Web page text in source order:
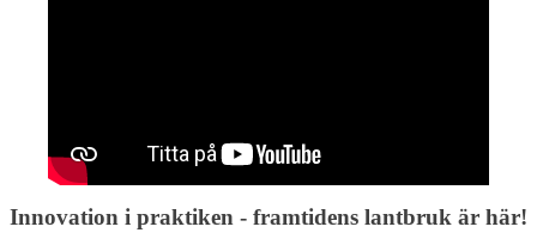
Innovation i praktiken - framtidens lantbruk är här!